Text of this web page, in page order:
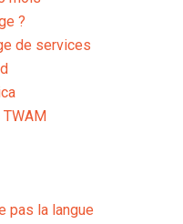
?
de services
TWAM
pas la langue